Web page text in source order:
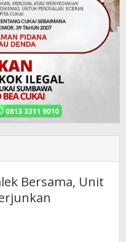
Bersama, Unit